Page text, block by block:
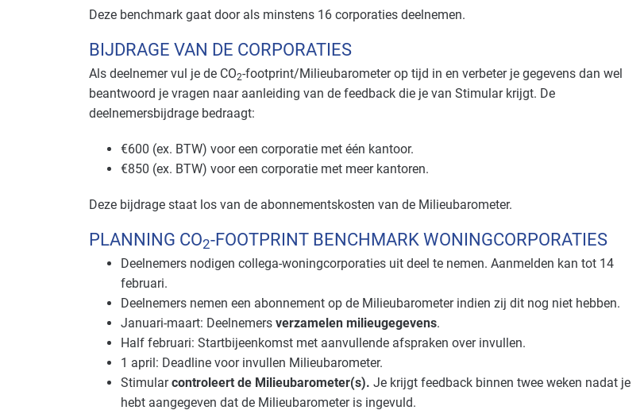
Deze benchmark gaat door als minstens 16 corporaties deelnemen.
BIJDRAGE VAN DE CORPORATIES
Als deelnemer vul je de CO2-footprint/Milieubarometer op tijd in en verbeter je gegevens dan wel
beantwoord je vragen naar aanleiding van de feedback die je van Stimular krijgt. De
deelnemersbijdrage bedraagt:
€600 (ex. BTW) voor een corporatie met één kantoor.
€850 (ex. BTW) voor een corporatie met meer kantoren.
Deze bijdrage staat los van de abonnementskosten van de Milieubarometer.
PLANNING CO2-FOOTPRINT BENCHMARK WONINGCORPORATIES
Deelnemers nodigen collega-woningcorporaties uit deel te nemen. Aanmelden kan tot 14
februari.
Deelnemers nemen een abonnement op de Milieubarometer indien zij dit nog niet hebben.
Januari-maart: Deelnemers verzamelen milieugegevens.
Half februari: Startbijeenkomst met aanvullende afspraken over invullen.
1 april: Deadline voor invullen Milieubarometer.
Stimularcontroleert de Milieubarometer(s). Je krijgt feedback binnen twee weken nadat je
hebt aangegeven dat de Milieubarometer is ingevuld.